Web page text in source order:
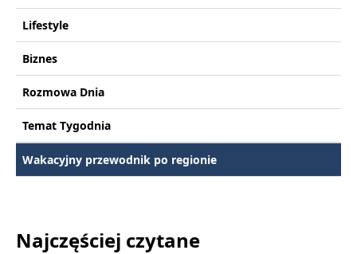
Lifestyle
Biznes
Rozmowa Dnia
Temat Tygodnia
Wakacyjny przewodnik po regionie
Najczęściej czytane